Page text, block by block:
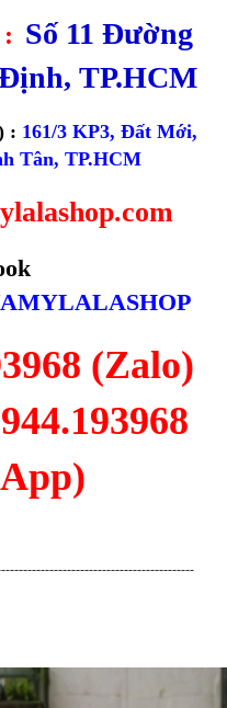
Số 11 Đường
TP.HCM
: 161/3 KP3, Đất Mới,
Tân, TP.HCM
AMYLALASHOP
(Zalo)